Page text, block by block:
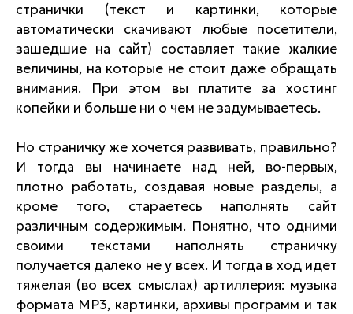
странички (текст и картинки, которые
автоматически скачивают любые посетители,
зашедшие на сайт) составляет такие жалкие
величины, на которые не стоит даже обращать
внимания. При этом вы платите за хостинг
копейки и больше ни о чем не задумываетесь.
Но страничку же хочется развивать, правильно?
И тогда вы начинаете над ней, во-первых,
плотно работать, создавая новые разделы, а
кроме того, стараетесь наполнять сайт
различным содержимым. Понятно, что одними
своими текстами наполнять страничку
получается далеко не у всех. И тогда в ход идет
тяжелая (во всех смыслах) артиллерия: музыка
формата MP3, картинки, архивы программ и так